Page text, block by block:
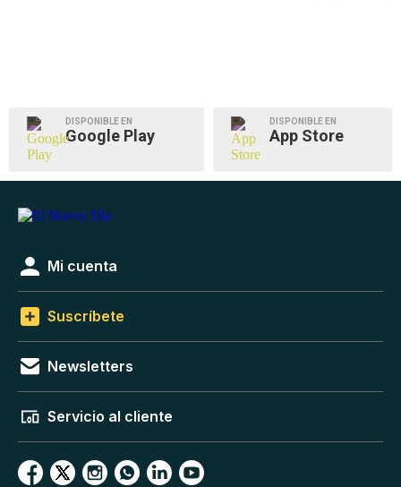
DISPONIBLE EN
Google Play
DISPONIBLE EN
App Store
Mi cuenta
Suscríbete
Newsletters
Servicio al cliente